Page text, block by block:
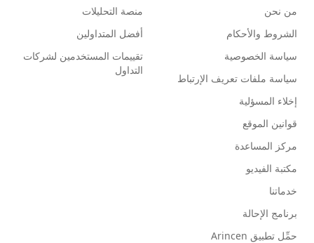
من نحن
الشروط والأحكام
سياسة الخصوصية
سياسة ملفات تعريف الإرتباط
إخلاء المسؤلية
قوانين الموقع
مركز المساعدة
مكتبة الفيديو
خدماتنا
برنامج الإحالة
حمِّل تطبيق Arincen
منصة التحليلات
أفضل المتداولين
تقييمات المستخدمين لشركات
التداول